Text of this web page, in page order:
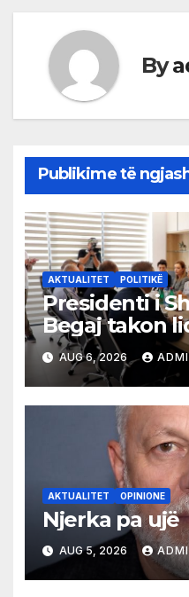
By
Publikime të
AKTUALITET POLITIKË
Presidenti i
Begaj takon
shqiptare në
AUG 6, 2026
AKTUALITET OPINIONE
Njerka pa ujë
AUG 5, 2026